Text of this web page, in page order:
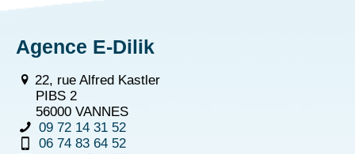
Agence E-Dilik
22, rue Alfred Kastler
PIBS 2
56000 VANNES
09 72 14 31 52
06 74 83 64 52